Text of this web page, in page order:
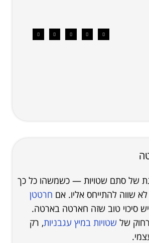
של סתם שטויות — כשמשהו כל כך
שווה להתייחס אליו. אם חרטטן
סיכוי טוב שזה חארטה בארטה.
של שטויות במיץ עגבניות, רק